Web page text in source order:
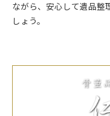
ながら、安心して遺品整
しょう。